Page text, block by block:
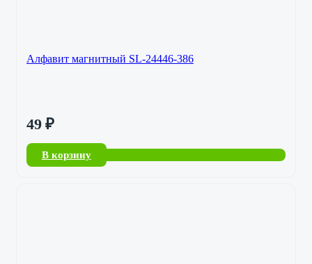
Алфавит магнитный SL-24446-386
49 ₽
В корзину